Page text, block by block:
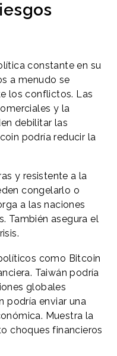
constante en su
a menudo se
los conflictos. Las
y la
debilitar las
podría reducir la
y resistente a la
congelarlo o
a las naciones
También asegura el
como Bitcoin
Taiwán podría
globales
podría enviar una
Muestra la
choques financieros